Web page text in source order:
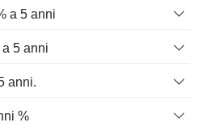
a 5 anni
5 anni
anni.
%